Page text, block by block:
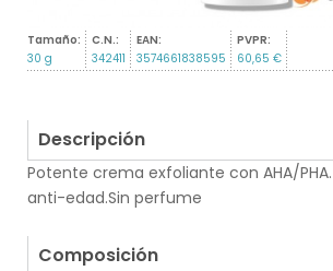
Tamaño:
30 g
C.N.:
342411
EAN:
3574661838595
PVPR:
60,65 €
Descripción
Potente crema exfoliante con AHA/
anti-edad.Sin perfume
Composición